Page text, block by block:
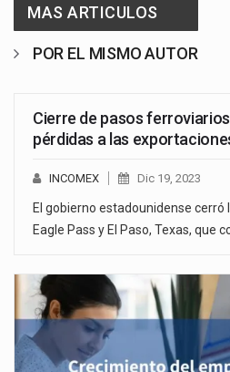
MAS ARTICULOS
POR EL MISMO AUTOR
Cierre de pasos
pérdidas a las
INCOMEX Dic 19, 2023
El gobierno estadounidense
Eagle Pass y El Paso, Texas, que